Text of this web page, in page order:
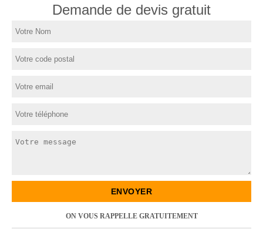
Demande de devis gratuit
ON VOUS RAPPELLE GRATUITEMENT